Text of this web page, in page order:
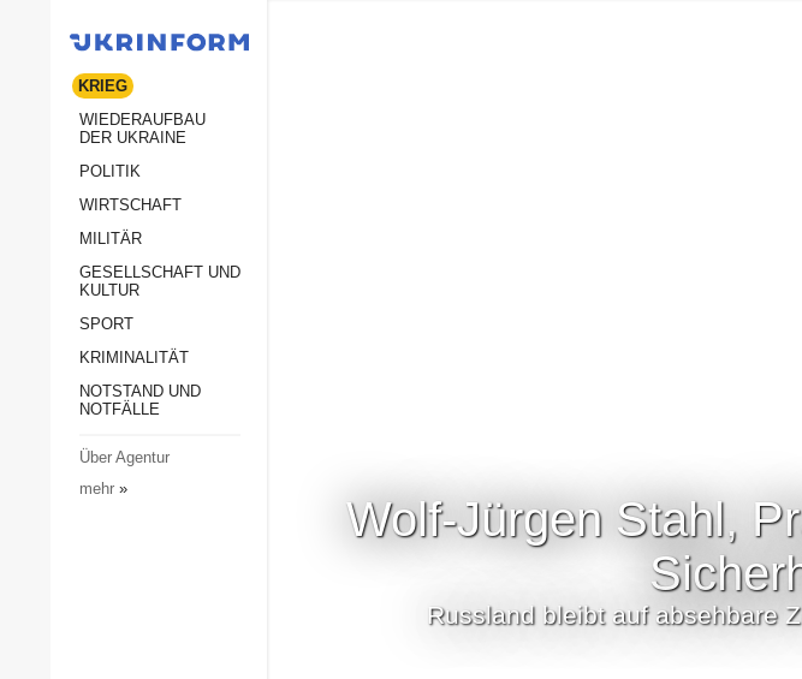
KRIEG
WIEDERAUFBAU
DER UKRAINE
POLITIK
WIRTSCHAFT
MILITÄR
GESELLSCHAFT UND
KULTUR
SPORT
KRIMINALITÄT
NOTSTAND UND
NOTFÄLLE
Über Agentur
mehr»
Wolf-Jürgen Stahl,
Russland bleibt auf absehbare